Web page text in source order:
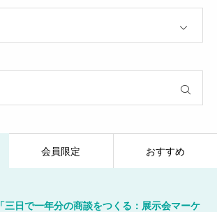
OPEN
会員限定 おすすめ
「三日で一年分の商談をつくる：展示会マーケ